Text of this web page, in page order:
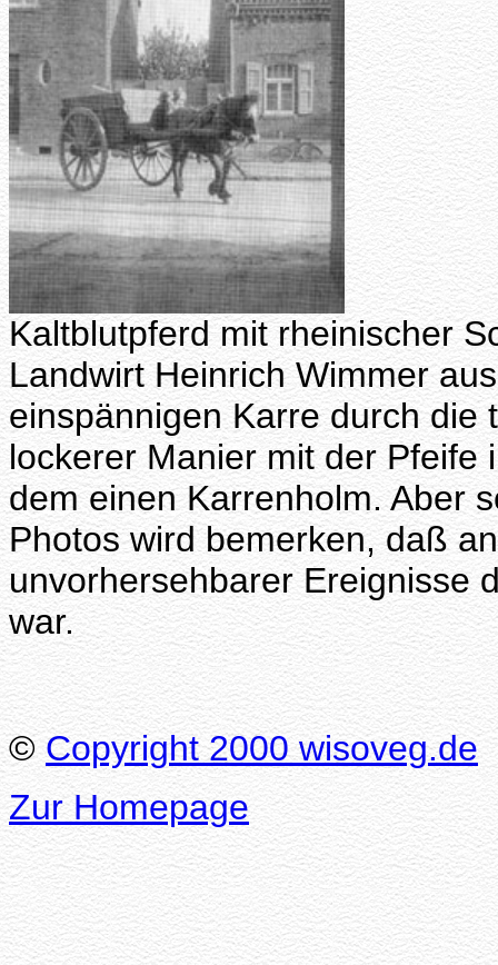
Kaltblutpferd mit rheinischer
Landwirt Heinrich Wimmer
einspännigen Karre durch die
lockerer Manier mit der
dem einen Karrenholm. Aber
Photos wird bemerken, daß
unvorhersehbarer Ereignisse
war.
© Copyright 2000 wisoveg.de
Zur Homepage